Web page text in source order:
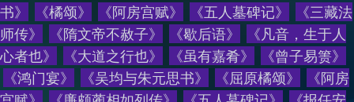
书》
《橘颂》 《阿房宫赋》 《五人墓碑记》
《三藏法
师传》
《隋文帝不赦子》 《歇后语》 《凡音，生于人
心者也》 《大道之行也》 《虽有嘉肴》 《曾子易箦》
《鸿门宴》 《吴均与朱元思书》 《屈原橘颂》 《阿房